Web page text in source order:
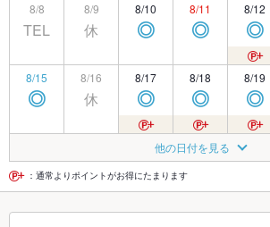
8/8
TEL
8/9
休
8/10
◎
8/11
◎
8/12
◎
8/15
◎
8/16
休
8/17
◎
8/18
◎
8/19
◎
◎ 休
8/24
◎
8/25
◎
8/26
◎
8/29 8/30 8/31 9/1 9/2
他の日付を見る
：通常よりポイントがお得にたまります